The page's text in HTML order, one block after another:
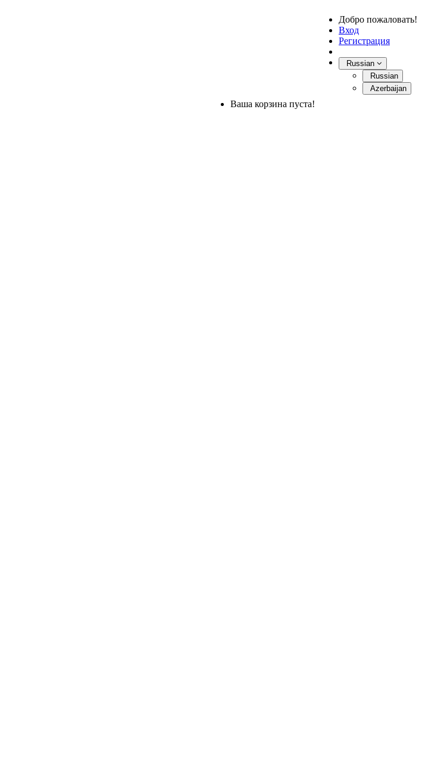
Добро пожаловать!
Вход
Регистрация
Russian
Russian
Azerbaijan
Ваша корзина пуста!